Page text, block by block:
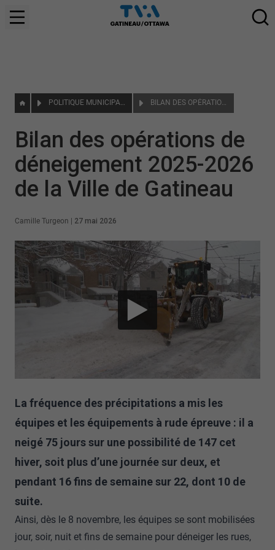
POLITIQUE MUNICIPALE BILAN DES OPÉRATIONS DE DÉNEIGEMENT 2025-2026 DE LA VILLE DE GATINEAU
Bilan des opérations de
déneigement 2025-2026
de la Ville de Gatineau
Camille Turgeon 27 mai 2026
La fréquence des précipitations a mis les
équipes et les équipements à rude épreuve : il a
neigé 75 jours sur une possibilité de 147 cet
hiver, soit plus d’une journée sur deux, et
pendant 16 fins de semaine sur 22, dont 10 de
suite.
Ainsi, dès le 8 novembre, les équipes se sont mobilisées
jour, soir, nuit et fins de semaine pour déneiger les rues,